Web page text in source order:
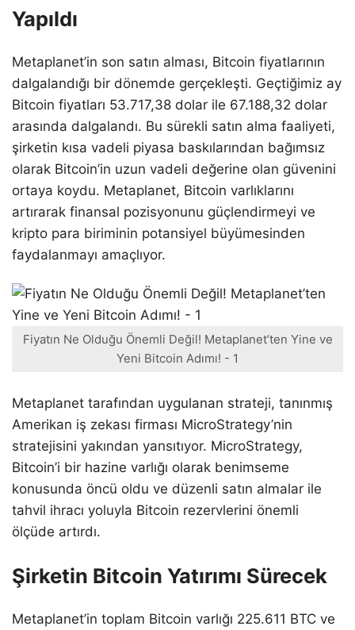
Yapıldı
Metaplanet’in son satın alması, Bitcoin fiyatlarının
dalgalandığı bir dönemde gerçekleşti. Geçtiğimiz ay
Bitcoin fiyatları 53.717,38 dolar ile 67.188,32 dolar
arasında dalgalandı. Bu sürekli satın alma faaliyeti,
şirketin kısa vadeli piyasa baskılarından bağımsız
olarak Bitcoin’in uzun vadeli değerine olan güvenini
ortaya koydu. Metaplanet, Bitcoin varlıklarını
artırarak finansal pozisyonunu güçlendirmeyi ve
kripto para biriminin potansiyel büyümesinden
faydalanmayı amaçlıyor.
Fiyatın Ne Olduğu Önemli Değil! Metaplanet’ten Yine ve
Yeni Bitcoin Adımı! - 1
Metaplanet tarafından uygulanan strateji, tanınmış
Amerikan iş zekası firması MicroStrategy’nin
stratejisini yakından yansıtıyor. MicroStrategy,
Bitcoin’i bir hazine varlığı olarak benimseme
konusunda öncü oldu ve düzenli satın almalar ile
tahvil ihracı yoluyla Bitcoin rezervlerini önemli
ölçüde artırdı.
Şirketin Bitcoin Yatırımı Sürecek
Metaplanet’in toplam Bitcoin varlığı 225.611 BTC ve